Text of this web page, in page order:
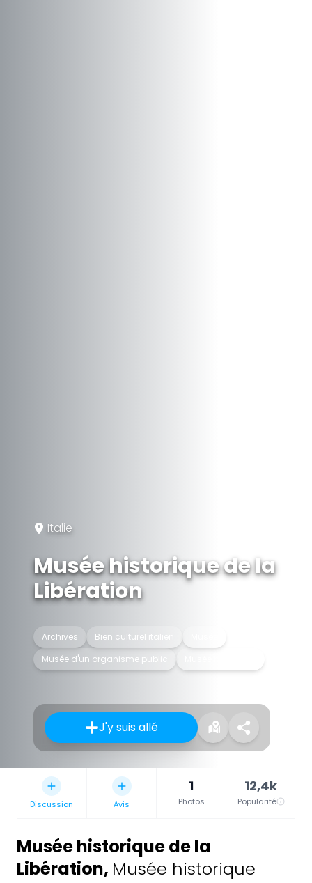
Italie
Musée historique de la
Libération
Archives Bien culturel italien
Musée d'un organisme public
J'y suis allé
Discussion Avis
1
Photos
12,4k
Popularité
Musée historique de la
Libération, Musée historique